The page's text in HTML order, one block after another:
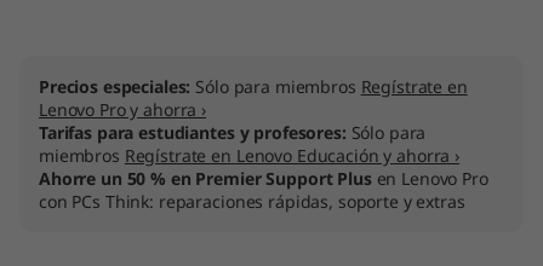
Precios especiales: Sólo para miembros Regístrate en
Lenovo Pro y ahorra ›
Tarifas para estudiantes y profesores: Sólo para
miembros Regístrate en Lenovo Educación y ahorra ›
Ahorre un 50 % en Premier Support Plusen Lenovo Pro
con PCs Think: reparaciones rápidas, soporte y extras